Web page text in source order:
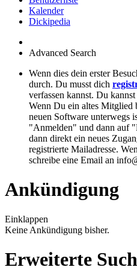
Kalender
Dickipedia
Advanced Search
Wenn dies dein erster
durch. Du musst dich
verfassen kannst. Du
Wenn Du ein altes Mitglied
neuen Software unterwegs
"Anmelden" und dann auf
dann direkt ein neues
registrierte Mailadresse.
schreibe eine Email an
Ankündigung
Einklappen
Keine Ankündigung bisher.
Erweiterte